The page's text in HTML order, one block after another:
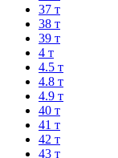
37 т
38 т
39 т
4 т
4.5 т
4.8 т
4.9 т
40 т
41 т
42 т
43 т